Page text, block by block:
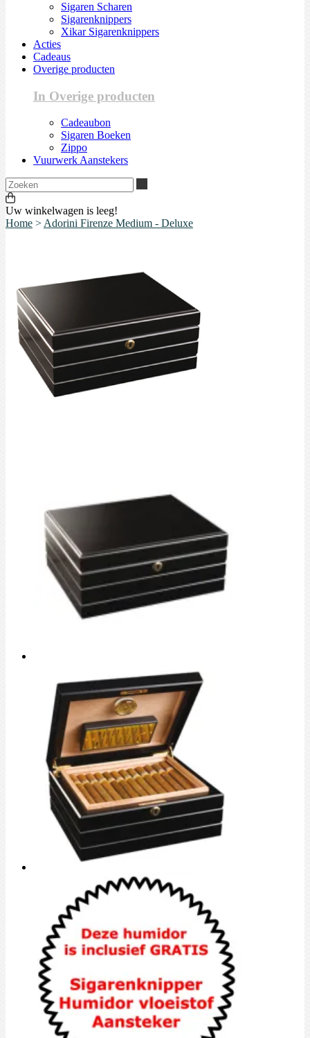
Sigaren Scharen
Sigarenknippers
Xikar Sigarenknippers
Acties
Cadeaus
Overige producten
In Overige producten
Cadeaubon
Sigaren Boeken
Zippo
Vuurwerk Aanstekers
Uw winkelwagen is leeg!
Home > Adorini Firenze Medium - Deluxe